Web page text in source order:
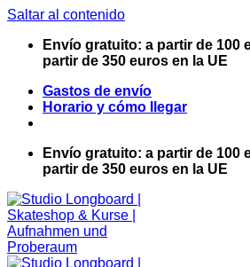
Saltar al contenido
Envío gratuito: a partir de 100
partir de 350 euros en la UE
Gastos de envío
Horario y cómo llegar
Envío gratuito: a partir de 100
partir de 350 euros en la UE